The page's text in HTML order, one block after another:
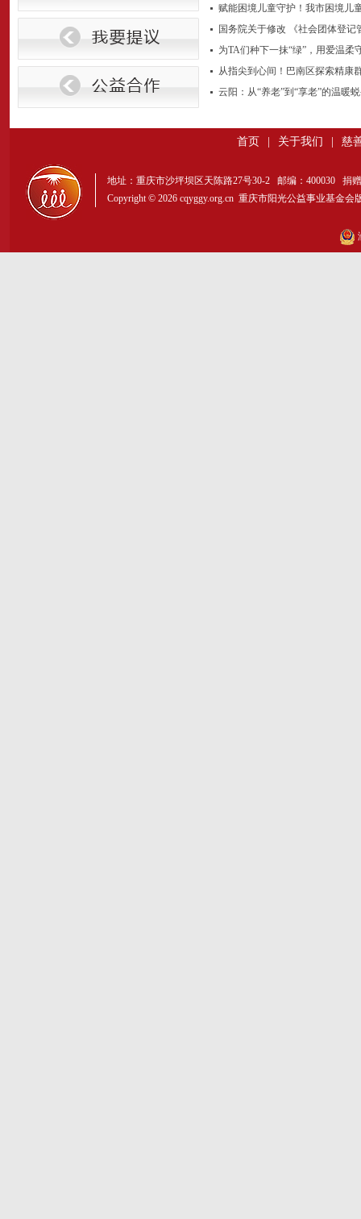
赋能困境儿童守护！我市困境儿
国务院关于修改 《社会团体登记
为TA们种下一抹“绿”，用爱温柔
从指尖到心间！巴南区探索精康
云阳：从“养老”到“享老”的温暖
首页 关于我们 慈
地址：重庆市沙坪坝区天陈路27号30-2 邮编：400030 捐
Copyright © 2026 cqyggy.org.cn 重庆市阳光公益事业基金